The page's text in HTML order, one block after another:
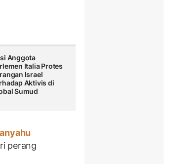
Anggota
Italia Protes
Israel
Aktivis di
Sumud
perang